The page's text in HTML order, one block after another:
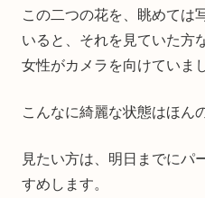
この二つの花を、眺めては
いると、それを見ていた方
女性がカメラを向けていま
こんなに綺麗な状態はほん
見たい方は、明日までにパ
すめします。